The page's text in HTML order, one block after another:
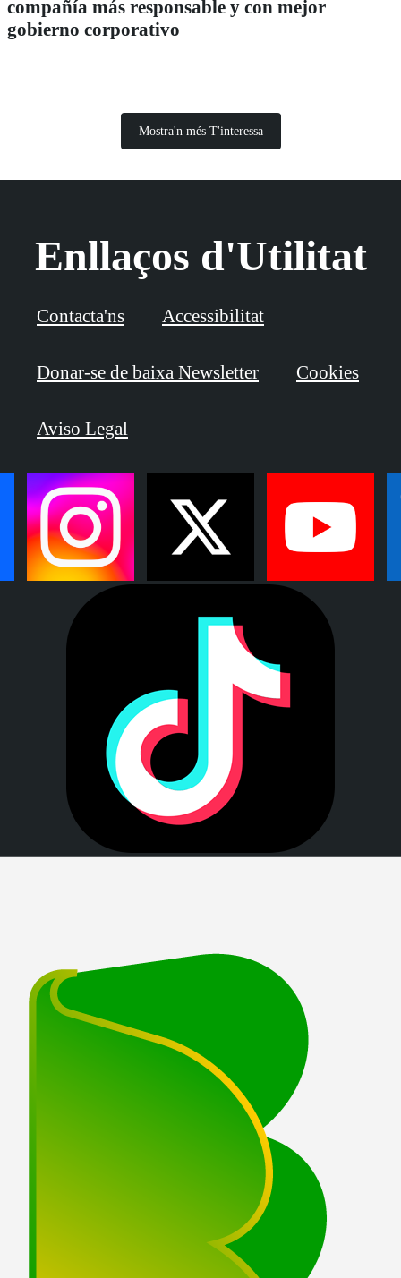
compañía más responsable y con mejor
gobierno corporativo
Mostra'n més T'interessa
Enllaços d'Utilitat
Contacta'ns Accessibilitat
Donar-se de baixa Newsletter Cookies
Aviso Legal